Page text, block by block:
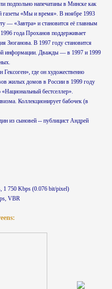
подпольно напечатаны в Минске как
газеты «Мы и время». В ноябре 1993
— «Завтра» и становится её главным
года Проханов поддерживает
Зюганова. В 1997 году становится
информации. Дважды — в 1997 и 1999
где он художественно
жилых домов в России в 1999 году
бестселлер».
Коллекционирует бабочек (в
из сыновей -- публицист Андрей
1 750 Kbps (0.076 bit/pixel)
VBR